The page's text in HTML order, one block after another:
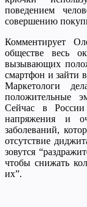
поведением
совершению
Комментирует
обществе весь
вызывающих
смартфон и зайти
Маркетологи
положительные
Сейчас в России
напряжения и
заболеваний,
отсутствие
зовутся
чтобы снижать
их”.